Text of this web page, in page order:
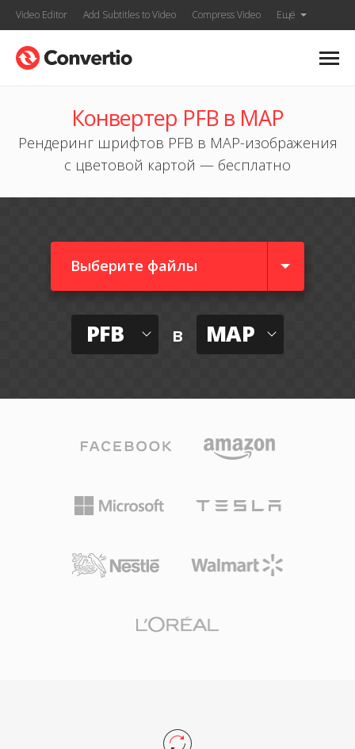
Video Editor Add Subtitles to Video Compress Video Ещё
Конвертер PFB в MAP
Рендеринг шрифтов PFB в MAP-изображения
с цветовой картой — бесплатно
Выберите файлы
PFB в MAP